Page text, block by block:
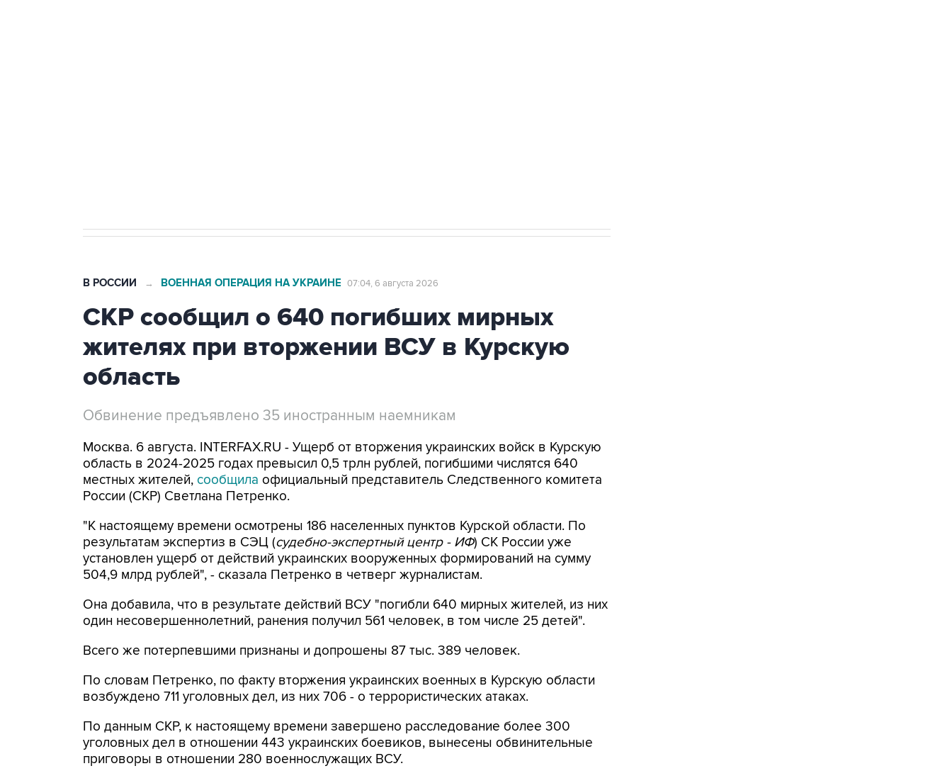
В РОССИИ → ВОЕННАЯ ОПЕРАЦИЯ НА УКРАИНЕ 07:04, 6 августа 2026
СКР сообщил о 640 погибших мирных
жителях при вторжении ВСУ в Курскую
область
Обвинение предъявлено 35 иностранным наемникам
Москва. 6 августа. INTERFAX.RU - Ущерб от вторжения украинских войск в Курскую
область в 2024-2025 годах превысил 0,5 трлн рублей, погибшими числятся 640
местных жителей, сообщила официальный представитель Следственного комитета
России (СКР) Светлана Петренко.
"К настоящему времени осмотрены 186 населенных пунктов Курской области. По
результатам экспертиз в СЭЦ (судебно-экспертный центр - ИФ) СК России уже
установлен ущерб от действий украинских вооруженных формирований на сумму
504,9 млрд рублей", - сказала Петренко в четверг журналистам.
Она добавила, что в результате действий ВСУ "погибли 640 мирных жителей, из них
один несовершеннолетний, ранения получил 561 человек, в том числе 25 детей".
Всего же потерпевшими признаны и допрошены 87 тыс. 389 человек.
По словам Петренко, по факту вторжения украинских военных в Курскую области
возбуждено 711 уголовных дел, из них 706 - о террористических атаках.
По данным СКР, к настоящему времени завершено расследование более 300
уголовных дел в отношении 443 украинских боевиков, вынесены обвинительные
приговоры в отношении 280 военнослужащих ВСУ.